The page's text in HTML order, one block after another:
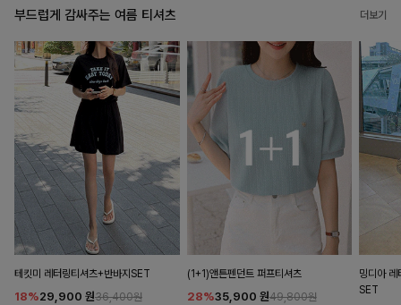
부드럽게 감싸주는 여름 티셔츠 더보기
테킷미 레터링티셔츠+반바지SET
18%29,900 원36,400원
(1+1)앤튼펜던트 퍼프티셔츠
28%35,900 원49,800원
밍디아 레
SET